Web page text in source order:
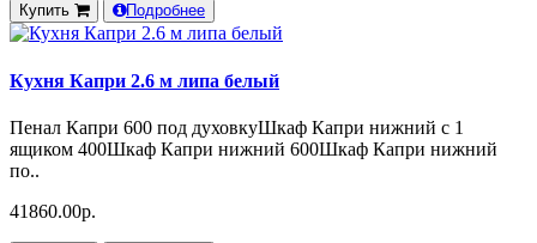
Купить Подробнее
Кухня Капри 2.6 м липа белый
Пенал Капри 600 под духовкуШкаф Капри нижний с 1
ящиком 400Шкаф Капри нижний 600Шкаф Капри нижний
по..
41860.00р.